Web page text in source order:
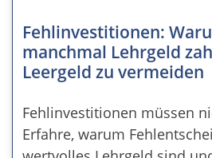
Fehlinvestitionen:
manchmal Lehrgeld
Leergeld zu vermeiden
Fehlinvestitionen müssen
Erfahre, warum